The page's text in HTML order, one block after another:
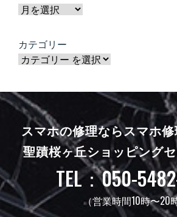
カテゴリー
スマホの修理ならスマホ修
聖蹟桜ヶ丘ショッピング
TEL：050-
（営業時間10時〜20